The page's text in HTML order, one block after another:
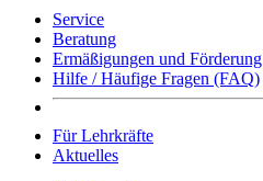
Service
Beratung
Ermäßigungen und Förderung
Hilfe / Häufige Fragen (FAQ)
Für Lehrkräfte
Aktuelles